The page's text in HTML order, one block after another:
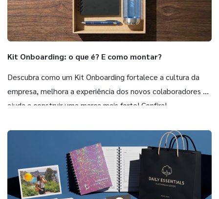
Kit Onboarding: o que é? E como montar?
Descubra como um Kit Onboarding fortalece a cultura da
empresa, melhora a experiência dos novos colaboradores e
ajuda a construir uma marca mais forte! Confira!